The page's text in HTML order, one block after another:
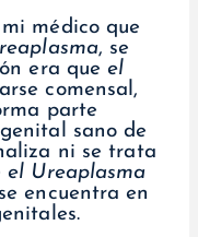
médico que
, se
era queel
comensal,
parte
sano de
ni se trata
el Ureaplasma
encuentra en